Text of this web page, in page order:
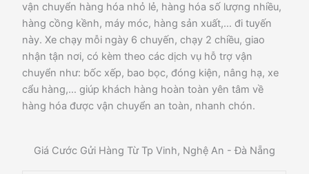
vận chuyển hàng hóa nhỏ lẻ, hàng hóa số lượng nhiều,
hàng cồng kềnh, máy móc, hàng sản xuất,… đi tuyến
này. Xe chạy mỗi ngày 6 chuyến, chạy 2 chiều, giao
nhận tận nơi, có kèm theo các dịch vụ hỗ trợ vận
chuyển như: bốc xếp, bao bọc, đóng kiện, nâng hạ, xe
cẩu hàng,… giúp khách hàng hoàn toàn yên tâm về
hàng hóa được vận chuyển an toàn, nhanh chón.
Giá Cước Gửi Hàng Từ Tp Vinh, Nghệ An - Đà Nẵng